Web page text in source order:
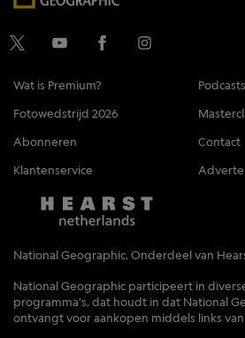
Wat is Premium?
Podcasts
Fotowedstrijd 2026
Abonneren
Contact
Klantenservice
National Geographic, Onderdeel van
National Geographic participeert in
programma's, dat houdt in dat National
ontvangt voor aankopen middels links